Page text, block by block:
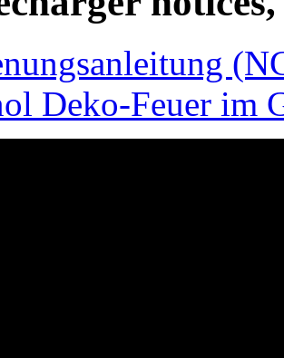
Deko-Feuer im